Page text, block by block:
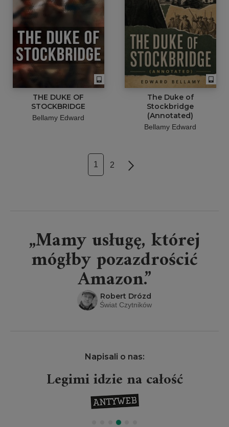
THE DUKE OF
STOCKBRIDGE
Bellamy Edward
The Duke of
Stockbridge
(Annotated)
Bellamy Edward
1 2 Next
„Mamy usługę, której
mógłby pozazdrościć
Amazon.”
Robert Drózd
Świat Czytników
Napisali o nas:
Projekt Legimi wielkim
wydarzeniem